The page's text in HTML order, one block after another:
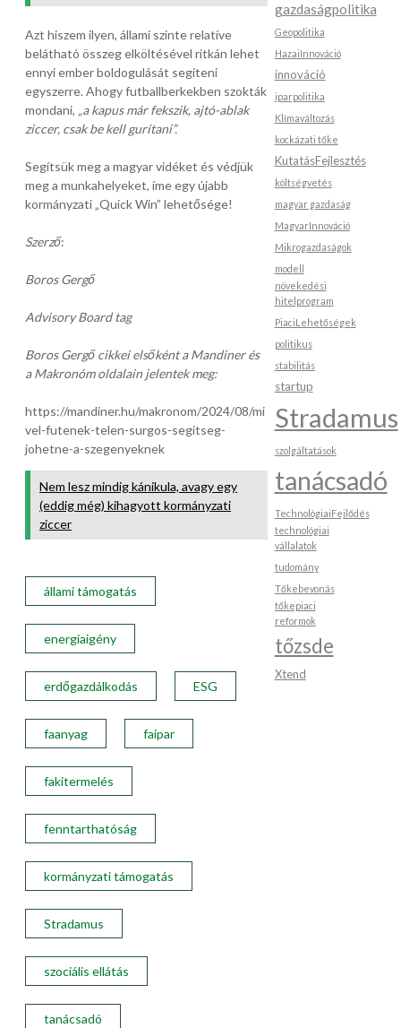
Azt hiszem ilyen, állami szinte relatíve
belátható összeg elköltésével ritkán lehet
ennyi ember boldogulását segíteni
egyszerre. Ahogy futballberkekben szokták
mondani, „a kapus már fekszik, ajtó-ablak
ziccer, csak be kell gurítani”.
Segítsük meg a magyar vidéket és védjük
meg a munkahelyeket, íme egy újabb
kormányzati „Quick Win” lehetősége!
Szerző:
Boros Gergő
Advisory Board tag
Boros Gergő cikkei elsőként a Mandiner és
a Makronóm oldalain jelentek meg:
https://mandiner.hu/makronom/2024/08/mi
vel-futenek-telen-surgos-segitseg-
johetne-a-szegenyeknek
Nem lesz mindig kánikula, avagy egy
(eddig még) kihagyott kormányzati
ziccer
állami támogatás
energiaigény
erdőgazdálkodás ESG
faanyag faipar
fakitermelés
fenntarthatóság
kormányzati támogatás
Stradamus
szociális ellátás
tanácsadó
gazdaságpolitika
Geopolitika
HazaiInnováció
innováció
iparpolitika
Klímaváltozás
kockázati tőke
KutatásFejlesztés
költségvetés
magyar gazdaság
MagyarInnováció
Mikrogazdaságok
modell
növekedési
hitelprogram
PiaciLehetőségek
politikus
stabilitás
startup
Stradamus
szolgáltatások
tanácsadó
TechnológiaiFejlődés
technológiai
vállalatok
tudomány
Tőkebevonás
tőkepiaci
reformok
tőzsde
Xtend